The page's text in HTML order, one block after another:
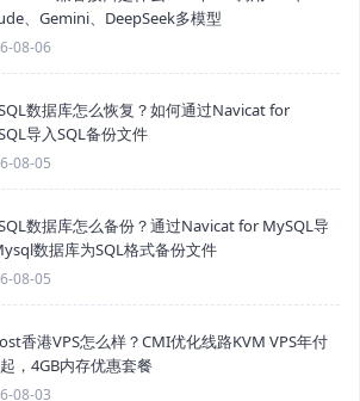
、Gemini、DeepSeek多模型
08-06
数据库怎么恢复？如何通过Navicat for
导入SQL备份文件
08-05
数据库怎么备份？通过Navicat for MySQL导
数据库为SQL格式备份文件
08-05
香港VPS怎么样？CMI优化线路KVM VPS年付
，4GB内存优惠套餐
08-03